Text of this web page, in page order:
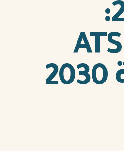
سيرة ذاتية مهندس مدني 2026:
دليلك الشامل لكتابة CV يقهر ATS